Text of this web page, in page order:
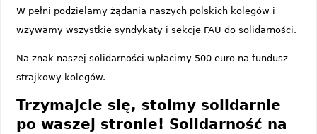
W pełni podzielamy żądania naszych polskich kolegów i
wzywamy wszystkie syndykaty i sekcje FAU do solidarności.
Na znak naszej solidarności wpłacimy 500 euro na fundusz
strajkowy kolegów.
Trzymajcie się, stoimy solidarnie
po waszej stronie! Solidarność na